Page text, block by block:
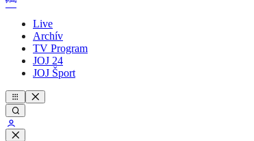
Live
Archív
TV Program
JOJ 24
JOJ Šport